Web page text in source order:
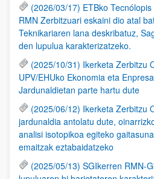
(2026/03/17) ETBko
RMN Zerbitzuari eskaini dio atal
Teknikariaren lana deskribatuz,
den lupulua karakterizatzeko.
(2025/10/31) Ikerketa Zerbitzu
UPV/EHUko Ekonomia eta
Jardunaldietan parte hartu dute
(2025/06/12) Ikerketa Zerbitzu
jardunaldia antolatu dute,
analisi isotopikoa egiteko
emaitzak eztabaidatzeko
(2025/05/13) SGIkerren RMN-